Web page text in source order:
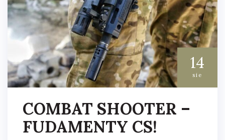
14
sie
COMBAT SHOOTER –
FUDAMENTY CS!